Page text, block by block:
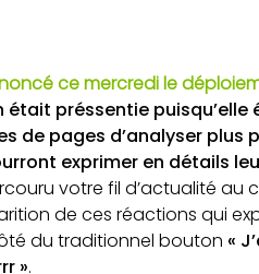
ce mercredi le
préssentie
de pages d’analyser
exprimer en détails
votre fil d’actualité au
de ces réactions qui
du traditionnel bouton «
».